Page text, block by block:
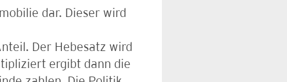
dar. Dieser wird
Der Hebesatz wird
ergibt dann die